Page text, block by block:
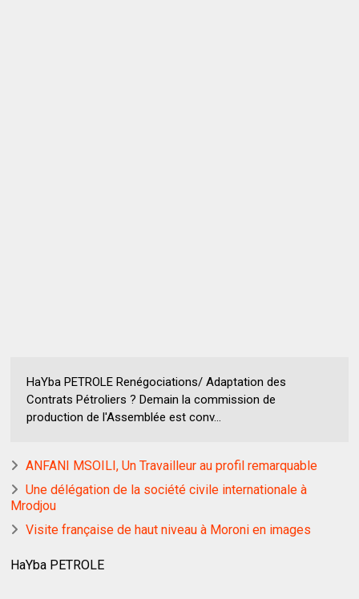
HaYba PETROLE Renégociations/ Adaptation des
Contrats Pétroliers ? Demain la commission de
production de l'Assemblée est conv...
ANFANI MSOILI, Un Travailleur au profil remarquable
Une délégation de la société civile internationale à
Mrodjou
Visite française de haut niveau à Moroni en images
HaYba PETROLE